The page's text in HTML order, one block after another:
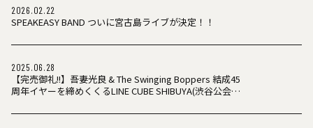
2026.02.22
SPEAKEASY BAND ついに宮古島ライブが決定！！
2025.06.28
【完売御礼!!】吾妻光良 & The Swinging Boppers 結成45
周年イヤーを締めくくるLINE CUBE SHIBUYA(渋谷公会堂)